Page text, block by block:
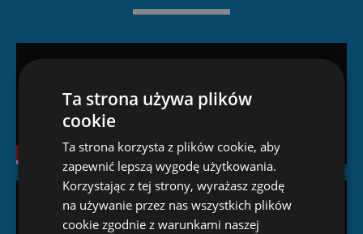
Ta strona używa plików
cookie
Ta strona korzysta z plików cookie, aby
zapewnić lepszą wygodę użytkowania.
Korzystając z tej strony, wyrażasz zgodę
na używanie przez nas wszystkich plików
cookie zgodnie z warunkami naszej